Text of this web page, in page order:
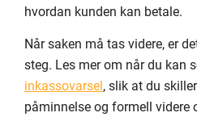
hvordan kunden kan betale.
Når saken må tas videre, er
steg. Les mer om når du kan
inkassovarsel, slik at du
påminnelse og formell videre